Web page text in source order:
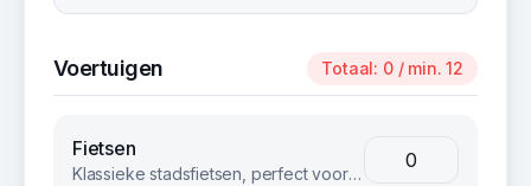
Voertuigen Totaal: 0/ min. 12
Fietsen
Klassieke stadsfietsen, perfect voor groepsuitjes en bedrijfsevents. Betrouwbaar en comfortabel voor iedereen.